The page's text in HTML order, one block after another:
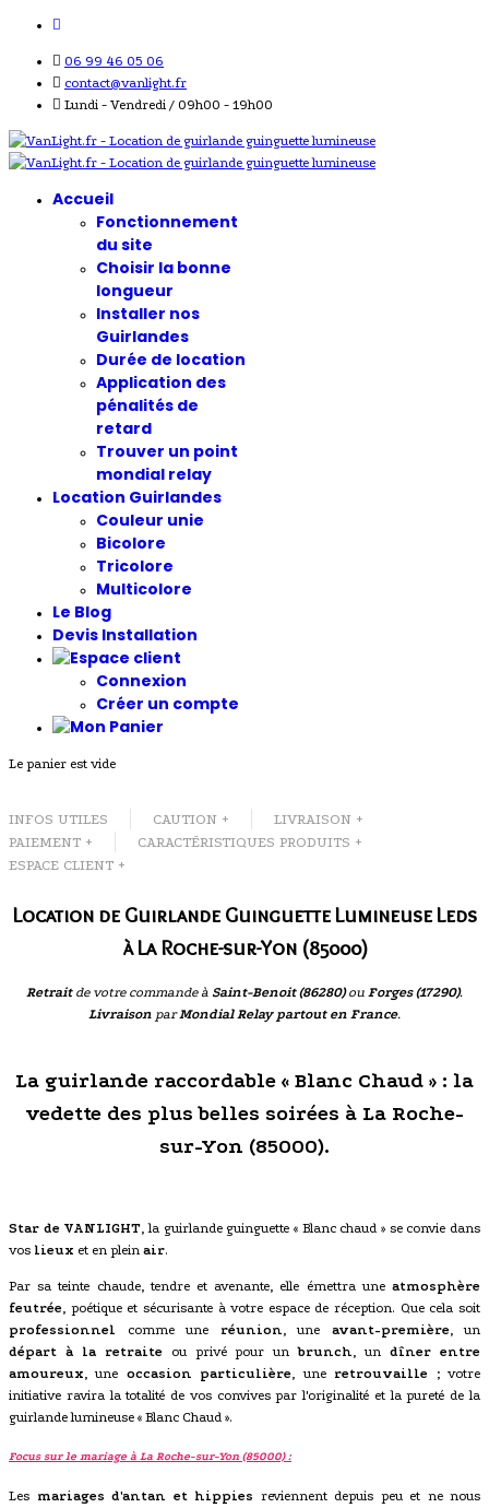
06 99 46 05 06
contact@vanlight.fr
Lundi - Vendredi / 09h00 - 19h00
Accueil
Fonctionnement
du site
Choisir la bonne
longueur
Installer nos
Guirlandes
Durée de location
Application des
pénalités de
retard
Trouver un point
mondial relay
Location Guirlandes
Couleur unie
Bicolore
Tricolore
Multicolore
Le Blog
Devis Installation
Connexion
Créer un compte
Le panier est vide
INFOS UTILES CAUTION +
LIVRAISON +
PAIEMENT +
CARACTÉRISTIQUES PRODUITS +
ESPACE CLIENT +
Location de Guirlande Guinguette Lumineuse Leds
à La Roche-sur-Yon (85000)
Retraitde votre commande à Saint-Benoit (86280)ou Forges (17290).
Livraison parMondial Relay partout en France.
La guirlande raccordable « Blanc Chaud » : la
vedette des plus belles soirées à La Roche-
sur-Yon (85000).
Star de VANLIGHT , la guirlande guinguette « Blanc chaud » se convie dans
vos lieux et en plein air.
Par sa teinte chaude, tendre et avenante, elle émettra une atmosphère
feutrée , poétique et sécurisante à votre espace de réception. Que cela soit
professionnel comme une réunion , une avant-première, un
départ à la retraiteou privé pour unbrunch , undîner entre
amoureux , une occasion particulière , une retrouvaille ; votre
initiative ravira la totalité de vos convives par l'originalité et la pureté de la
guirlande lumineuse « Blanc Chaud ».
Focus sur le mariage à La Roche-sur-Yon (85000) :
Les mariages d'antan et hippies reviennent depuis peu et ne nous